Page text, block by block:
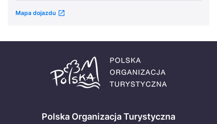
Mapa dojazdu
Polska Organizacja Turystyczna